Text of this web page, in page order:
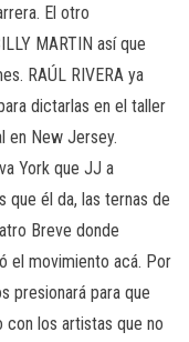
El otro
MARTIN así que
RAÚL RIVERA ya
dictarlas en el taller
en New Jersey.
York que JJ a
que él da, las ternas de
Breve donde
el movimiento acá. Por
presionará para que
con los artistas que no